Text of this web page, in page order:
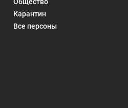
Карантин
Все персоны